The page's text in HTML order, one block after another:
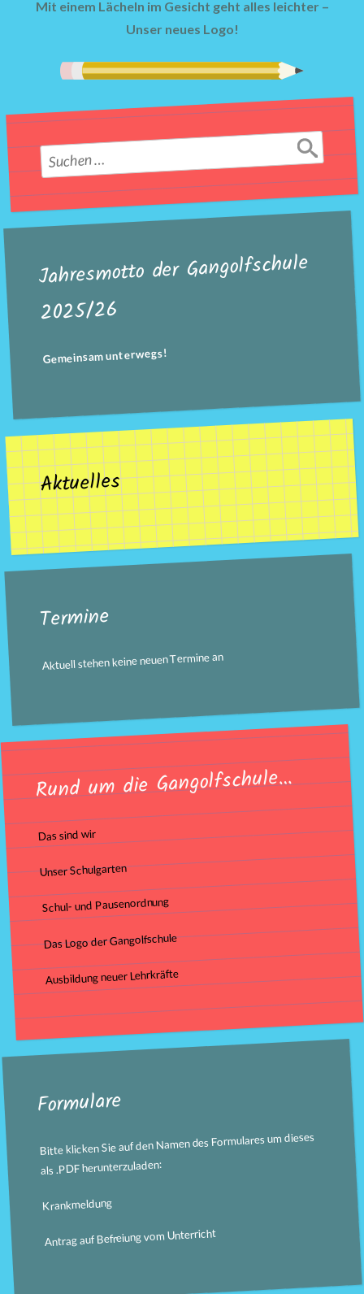
Mit einem Lächeln im Gesicht geht alles leichter –
Unser neues Logo!
Suchen
nach:
Jahresmotto der Gangolfschule
2025/26
Gemeinsam unterwegs!
Aktuelles
Termine
Aktuell stehen keine neuen Termine an
Rund um die Gangolfschule…
Das sind wir
Unser Schulgarten
Schul- und Pausenordnung
Das Logo der Gangolfschule
Ausbildung neuer Lehrkräfte
Formulare
Bitte klicken Sie auf den Namen des Formulares um dieses
als .PDF herunterzuladen:
Krankmeldung
Antrag auf Befreiung vom Unterricht